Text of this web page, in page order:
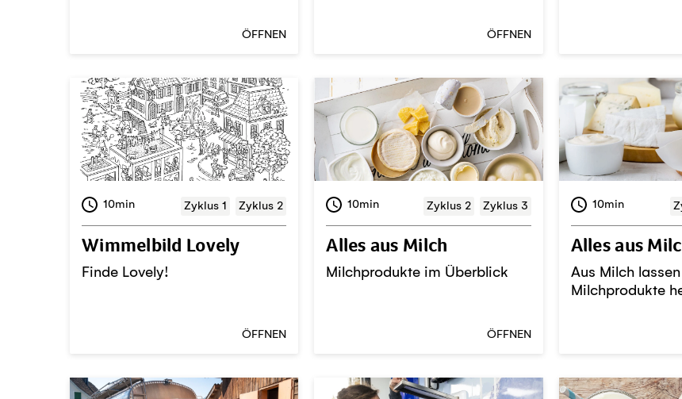
ÖFFNEN ÖFFNEN
10min Zyklus 1 Zyklus 2
Wimmelbild Lovely
Finde Lovely!
ÖFFNEN
10min Zyklus 2 Zyklus 3
Alles aus Milch
Milchprodukte im Überblick
ÖFFNEN
10min
Alles aus
Aus Milch
Milchprodukte